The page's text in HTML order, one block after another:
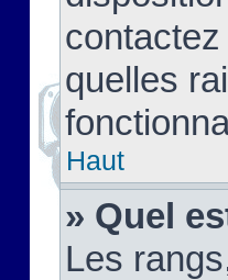
quelles
Haut
» Quel
Les